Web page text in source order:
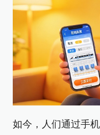
如今，人们通过手